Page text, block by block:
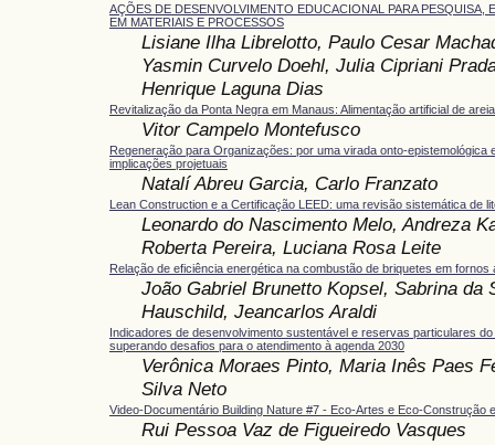
AÇÕES DE DESENVOLVIMENTO EDUCACIONAL PARA PESQUISA,
EM MATERIAIS E PROCESSOS
Lisiane Ilha Librelotto, Paulo Cesar
Yasmin Curvelo Doehl, Julia Cipriani
Henrique Laguna Dias
Revitalização da Ponta Negra em Manaus: Alimentação artificial de
Vitor Campelo Montefusco
Regeneração para Organizações: por uma virada onto-epistemológica
implicações projetuais
Natalí Abreu Garcia, Carlo Franzato
Lean Construction e a Certificação LEED: uma revisão sistemática de
Leonardo do Nascimento Melo, Andreza
Roberta Pereira, Luciana Rosa Leite
Relação de eficiência energética na combustão de briquetes em fornos
João Gabriel Brunetto Kopsel, Sabrina da
Hauschild, Jeancarlos Araldi
Indicadores de desenvolvimento sustentável e reservas particulares
superando desafios para o atendimento à agenda 2030
Verônica Moraes Pinto, Maria Inês Paes
Silva Neto
Video-Documentário Building Nature #7 - Eco-Artes e Eco-Construção
Rui Pessoa Vaz de Figueiredo Vasques